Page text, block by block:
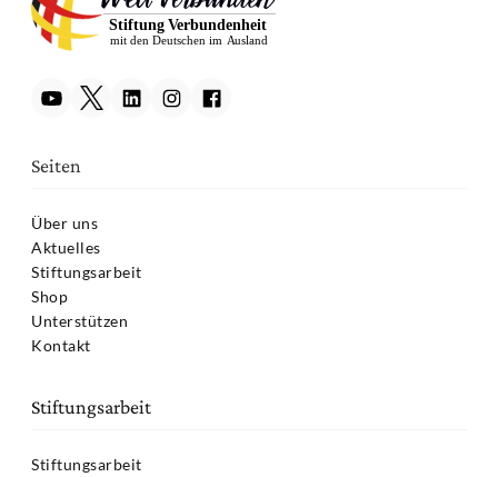
Seiten
Über uns
Aktuelles
Stiftungsarbeit
Shop
Unterstützen
Kontakt
Stiftungsarbeit
Stiftungsarbeit